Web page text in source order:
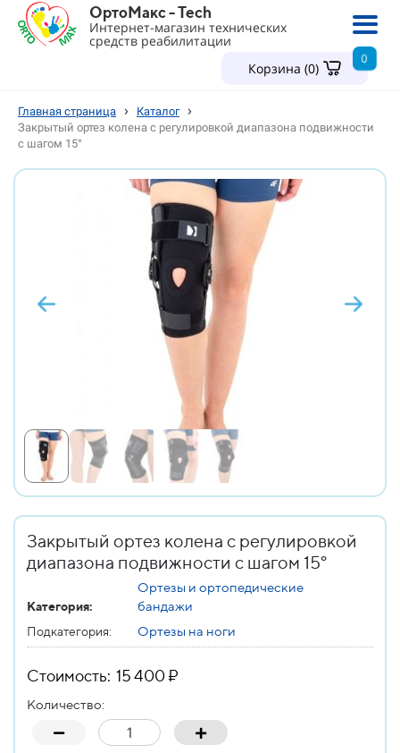
ОртоМакс - Tech
Интернет-магазин технических
средств реабилитации
Корзина (0)
0
Главная страница › Каталог ›
Закрытый ортез колена с регулировкой диапазона подвижности
с шагом 15°
Закрытый ортез колена с регулировкой
диапазона подвижности с шагом 15°
Категория:
Ортезы и ортопедические
бандажи
Подкатегория: Ортезы на ноги
Стоимость: 15 400 ₽
Количество: